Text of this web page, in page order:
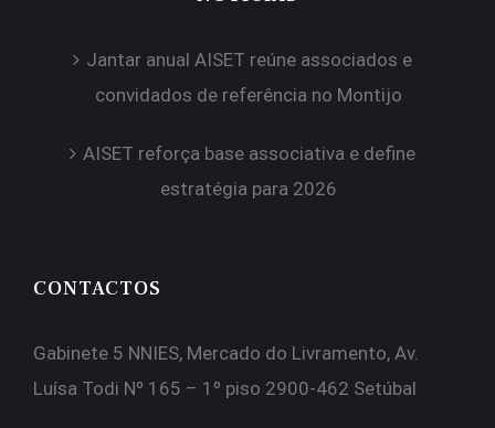
Jantar anual AISET reúne associados e
convidados de referência no Montijo
AISET reforça base associativa e define
estratégia para 2026
CONTACTOS
Gabinete 5 NNIES, Mercado do Livramento, Av.
Luísa Todi Nº 165 – 1º piso 2900-462 Setúbal